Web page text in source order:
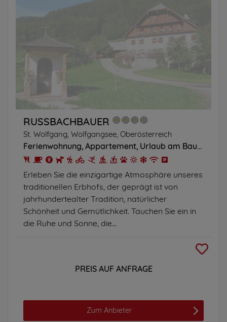
RUSSBACHBAUER
St. Wolfgang, Wolfgangsee, Oberösterreich
Ferienwohnung Appartement Urlaub am Bauernhof
Erleben Sie die einzigartige Atmosphäre unseres
traditionellen Erbhofs, der geprägt ist von
jahrhundertealter Tradition, natürlicher
Schönheit und Gemütlichkeit. Tauchen Sie ein in
die Ruhe und Sonne, die...
PREIS AUF ANFRAGE
Zum Anbieter